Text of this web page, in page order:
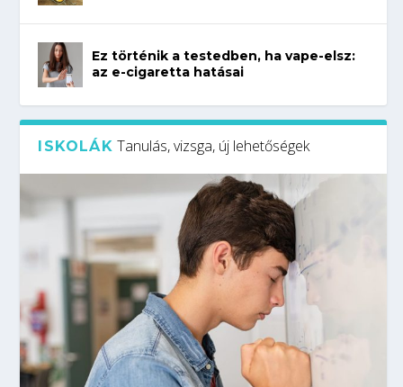
Ez történik a testedben, ha vape-elsz:
az e-cigaretta hatásai
ISKOLÁK Tanulás, vizsga, új lehetőségek